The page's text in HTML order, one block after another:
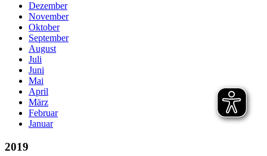
Dezember
November
Oktober
September
August
Juli
Juni
Mai
April
März
Februar
Januar
2019